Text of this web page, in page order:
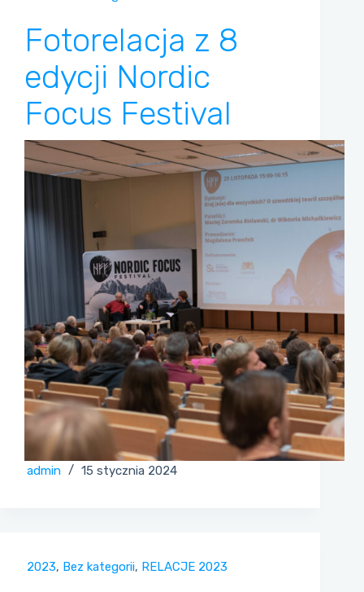
Fotorelacja z 8
edycji Nordic
Focus Festival
admin 15 stycznia 2024
2023, Bez kategorii, RELACJE 2023